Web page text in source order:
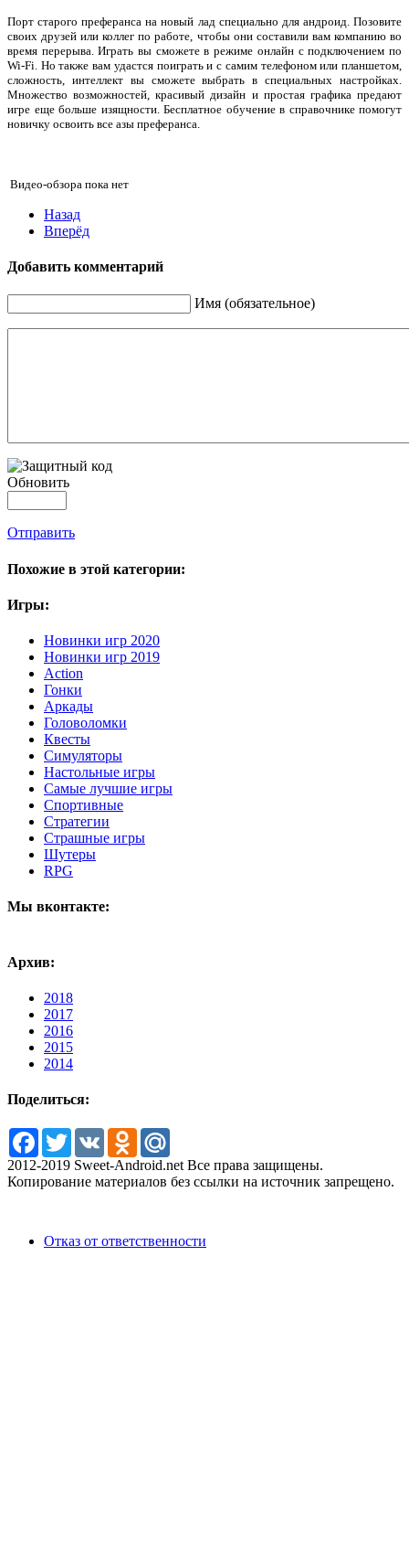
Порт старого преферанса на новый лад специально для андроид. Позовите
своих друзей или коллег по работе, чтобы они составили вам компанию во
время перерыва. Играть вы сможете в режиме онлайн с подключением по
Wi-Fi. Но также вам удастся поиграть и с самим телефоном или планшетом,
сложность, интеллект вы сможете выбрать в специальных настройках.
Множество возможностей, красивый дизайн и простая графика предают
игре еще больше изящности. Бесплатное обучение в справочнике помогут
новичку освоить все азы преферанса.
Видео-обзора пока нет
Назад
Вперёд
Добавить комментарий
Имя (обязательное)
Обновить
Отправить
Похожие в этой категории:
Игры:
Новинки игр 2020
Новинки игр 2019
Action
Гонки
Аркады
Головоломки
Квесты
Симуляторы
Настольные игры
Самые лучшие игры
Спортивные
Стратегии
Страшные игры
Шутеры
RPG
Мы вконтакте:
Архив:
2018
2017
2016
2015
2014
Поделиться:
Facebook
TwitterVK Odnoklassniki
2012-2019 Sweet-Android.net Все права защищены.
Копирование материалов без ссылки на источник запрещено.
Отказ от ответственности